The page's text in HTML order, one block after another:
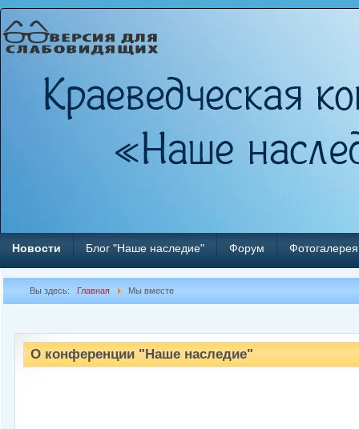
Новости Блог "Наше наследие" Форум Фотогалерея
Вы здесь: Главная Мы вместе
О конференции "Наше наследие"